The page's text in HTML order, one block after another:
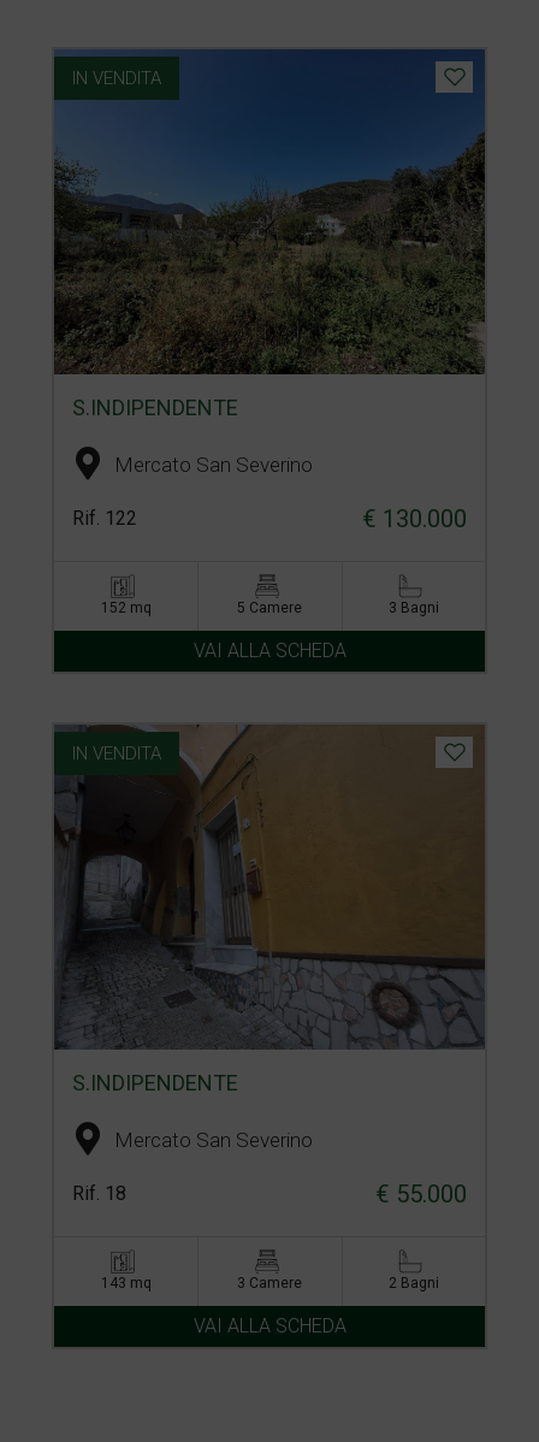
IN VENDITA
S.INDIPENDENTE
Mercato San Severino
Rif. 122 € 130.000
152 mq 5 Camere 3 Bagni
VAI ALLA SCHEDA
IN VENDITA
S.INDIPENDENTE
Mercato San Severino
Rif. 18 € 55.000
143 mq 3 Camere 2 Bagni
VAI ALLA SCHEDA